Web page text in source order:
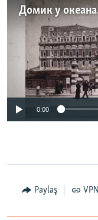
No media
0:00
Paylaş